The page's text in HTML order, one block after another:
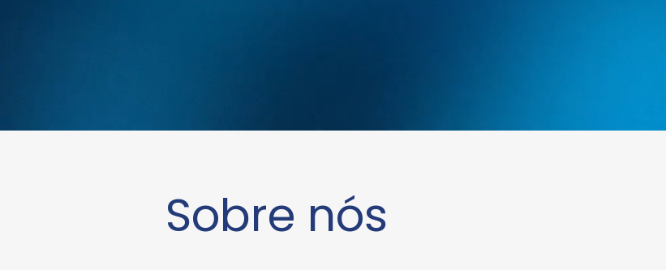
Sobre nós